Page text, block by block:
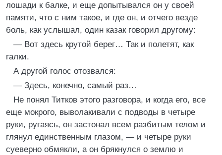
лошади к балке, и еще допытывался он у своей
памяти, что с ним такое, и где он, и отчего везде
боль, как услышал, один казак говорил другому:
— Вот здесь крутой берег… Так и полетят, как
галки.
А другой голос отозвался:
— Здесь, конечно, самый раз…
Не понял Титков этого разговора, и когда его, все
еще мокрого, выволакивали с подводы в четыре
руки, ругаясь, он застонал всем разбитым телом и
глянул единственным глазом, — и четыре руки
суеверно обмякли, а он брякнулся о землю и